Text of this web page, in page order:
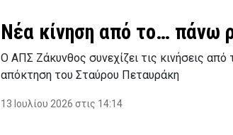
Νέα κίνηση από το… πάνω
Ο ΑΠΣ Ζάκυνθος συνεχίζει τις κινήσεις
απόκτηση του Σταύρου Πεταυράκη
13 Ιουλίου 2026 στις 14:14